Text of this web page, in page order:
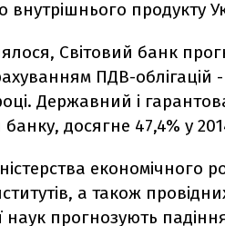
внутрішнього продукту
Світовий банк
ПДВ-облігацій -
Державний і
досягне 47,4% у
економічного
а також
наук прогнозують